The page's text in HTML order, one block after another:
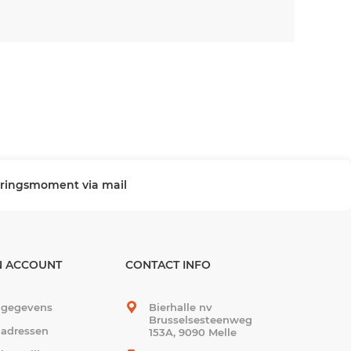
via mail
ACCOUNT CONTACT INFO
Bierhalle nv
Brusselsesteenweg
153A, 9090 Melle